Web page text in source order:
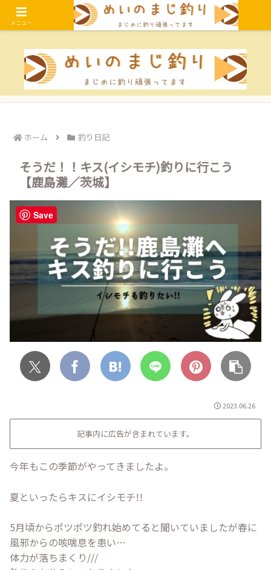
女性向けフカセ釣りの始め方・関東の釣り場紹介・釣り日記・釣りに関する情
報をお届けするブログです
ホーム 釣り日記
そうだ！！キス(イシモチ)釣りに行こう
【鹿島灘／茨城】
2023.06.26
記事内に広告が含まれています。
今年もこの季節がやってきましたよ。
夏といったらキスにイシモチ!!
5月頃からポツポツ釣れ始めてると聞いていましたが春に
風邪からの咳喘息を患い…
体力が落ちまくり///
メニュー
Save